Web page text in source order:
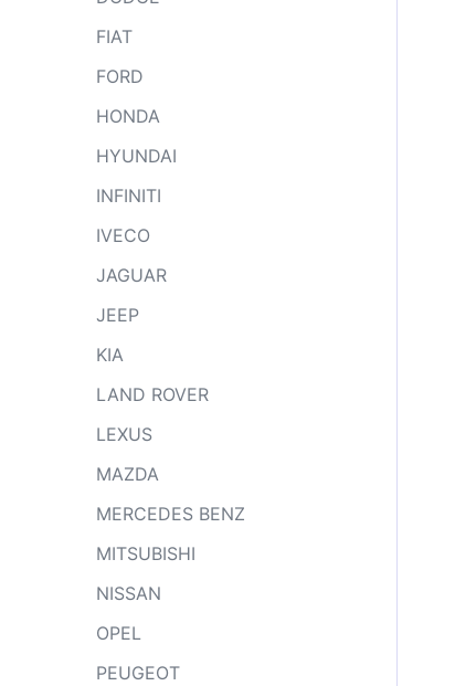
FIAT
FORD
HONDA
HYUNDAI
INFINITI
IVECO
JAGUAR
JEEP
KIA
LAND ROVER
LEXUS
MAZDA
MERCEDES BENZ
MITSUBISHI
NISSAN
OPEL
PEUGEOT